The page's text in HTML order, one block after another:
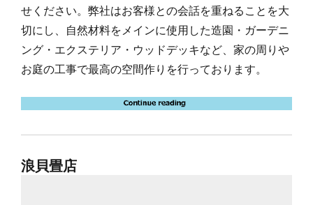
せください。弊社はお客様との会話を重ねることを大
切にし、自然材料をメインに使用した造園・ガーデニ
ング・エクステリア・ウッドデッキなど、家の周りや
お庭の工事で最高の空間作りを行っております。
浪貝畳店